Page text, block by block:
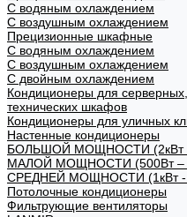
С водяным охлаждением
С воздушным охлаждением
Прецизионные шкафные
С водяным охлаждением
С воздушным охлаждением
С двойным охлаждением
Кондиционеры для
технических шкафов
Кондиционеры для уличных
Настенные кондиционеры
БОЛЬШОЙ МОЩНОСТИ (2кВт -
МАЛОЙ МОЩНОСТИ (500Вт –
СРЕДНЕЙ МОЩНОСТИ (1кВт -
Потолочные кондиционеры
Фильтрующие вентиляторы